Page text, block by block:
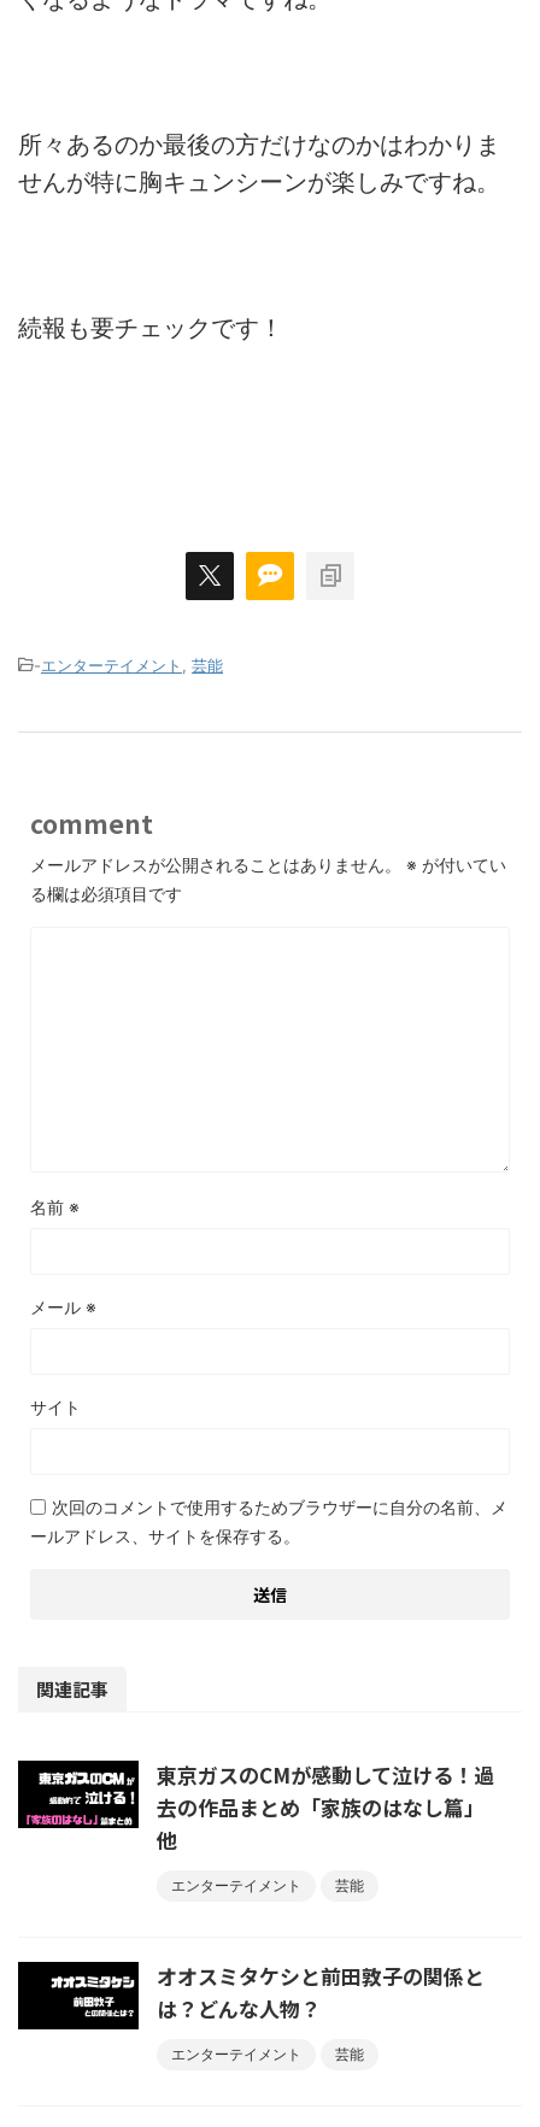
所々あるのか最後の方だけなのかはわかりま
せんが特に胸キュンシーンが楽しみですね。
続報も要チェックです！
-エンターテイメント 芸能
comment
メールアドレスが公開されることはありません。 ※ が付いてい
る欄は必須項目です
名前 ※
メール ※
サイト
次回のコメントで使用するためブラウザーに自分の名前、メ
ールアドレス、サイトを保存する。
関連記事
東京ガスのCMが感動して泣ける！過
去の作品まとめ「家族のはなし篇」
他
エンターテイメント 芸能
オオスミタケシと前田敦子の関係と
は？どんな人物？
エンターテイメント 芸能